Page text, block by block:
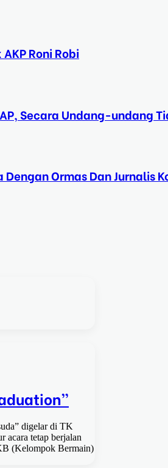
Roni Robi
Secara Undang-undang
Ormas Dan Jurnalis
digelar di TK
acara tetap berjalan
(Kelompok Bermain)